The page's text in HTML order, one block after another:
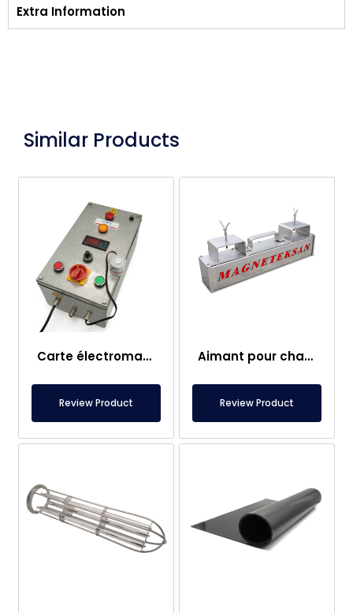
Extra Information
Similar Products
Carte électromagnétique
Review Product
Aimant pour chariot élévateur – Entièrement en inox – Distance effective de 10 cm – Libération facile avec poignée
Review Product